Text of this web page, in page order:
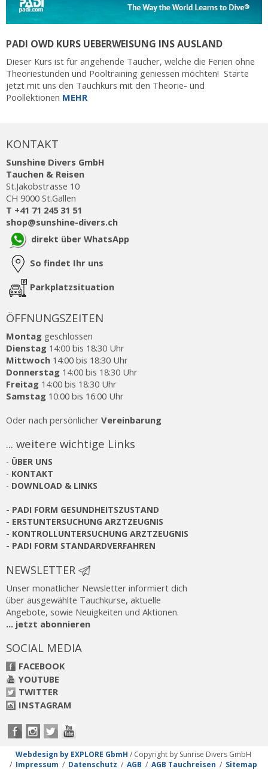
PADI OWD KURS UEBERWEISUNG INS AUSLAND
Dieser Kurs ist für angehende Taucher, welche die Ferien ohne
Theoriestunden und Pooltraining geniessen möchten! Starte
jetzt mit uns den Tauchkurs mit den Theorie- und
Poollektionen MEHR
KONTAKT
Sunshine Divers GmbH
Tauchen & Reisen
St.Jakobstrasse 10
CH 9000 St.Gallen
T +41 71 245 31 51
shop@sunshine-divers.ch
direkt über WhatsApp
So findet Ihr uns
Parkplatzsituation
ÖFFNUNGSZEITEN
Montag geschlossen
Dienstag 14:00 bis 18:30 Uhr
Mittwoch 14:00 bis 18:30 Uhr
Donnerstag 14:00 bis 18:30 Uhr
Freitag 14:00 bis 18:30 Uhr
Samstag 10:00 bis 16:00 Uhr
Oder nach persönlicher Vereinbarung
... weitere wichtige Links
- ÜBER UNS
- KONTAKT
- DOWNLOAD & LINKS
- PADI FORM GESUNDHEITSZUSTAND
- ERSTUNTERSUCHUNG ARZTZEUGNIS
- KONTROLLUNTERSUCHUNG ARZTZEUGNIS
- PADI FORM STANDARDVERFAHREN
NEWSLETTER
Unser monatlicher Newsletter informiert dich
über ausgewählte Tauchkurse, aktuelle
Angebote, sowie Neuigkeiten und Aktionen.
... jetzt abonnieren
SOCIAL MEDIA
FACEBOOK
YOUTUBE
TWITTER
INSTAGRAM
Webdesign by EXPLORE GbmH / Copyright by Sunrise Divers GmbH
/ Impressum / Datenschutz / AGB / AGB Tauchreisen / Sitemap